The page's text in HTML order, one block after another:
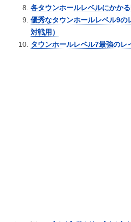
各タウンホールレベルにかか
優秀なタウンホールレベル9の
対戦用）
タウンホールレベル7最強のレ